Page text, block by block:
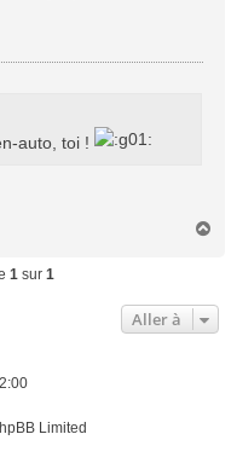
auto, toi !
1sur 1
Aller à
Limited